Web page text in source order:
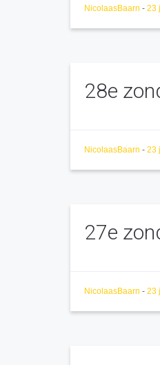
NicolaasBaarn - 23
28e
NicolaasBaarn - 23
27e
NicolaasBaarn - 23